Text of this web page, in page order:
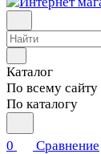
Каталог
По всему сайту
По каталогу
0
Сравнение